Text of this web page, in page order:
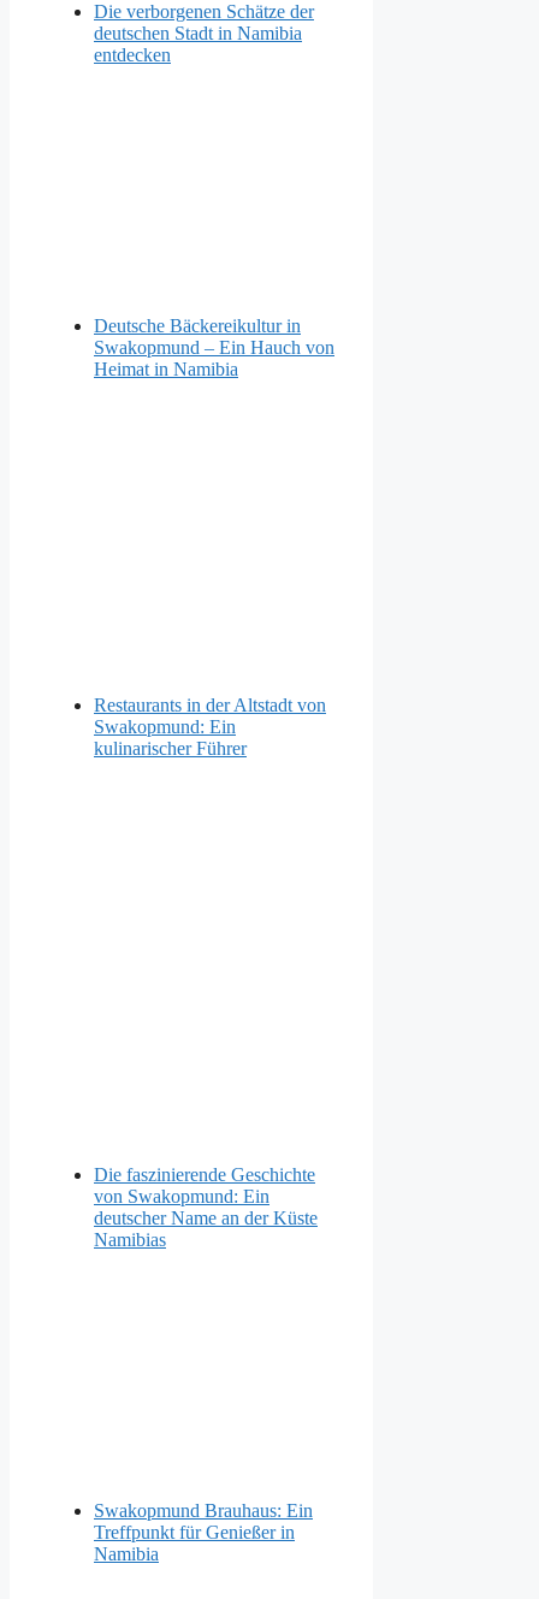
Die verborgenen Schätze der
deutschen Stadt in Namibia
entdecken
Deutsche Bäckereikultur in
Swakopmund – Ein Hauch von
Heimat in Namibia
Restaurants in der Altstadt von
Swakopmund: Ein
kulinarischer Führer
Die faszinierende Geschichte
von Swakopmund: Ein
deutscher Name an der Küste
Namibias
Swakopmund Brauhaus: Ein
Treffpunkt für Genießer in
Namibia